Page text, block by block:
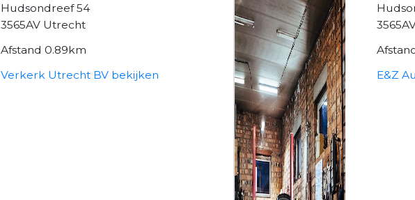
Hudsondreef 54
3565AV Utrecht
Afstand 0.89km
Verkerk Utrecht BV bekijken
E&Z